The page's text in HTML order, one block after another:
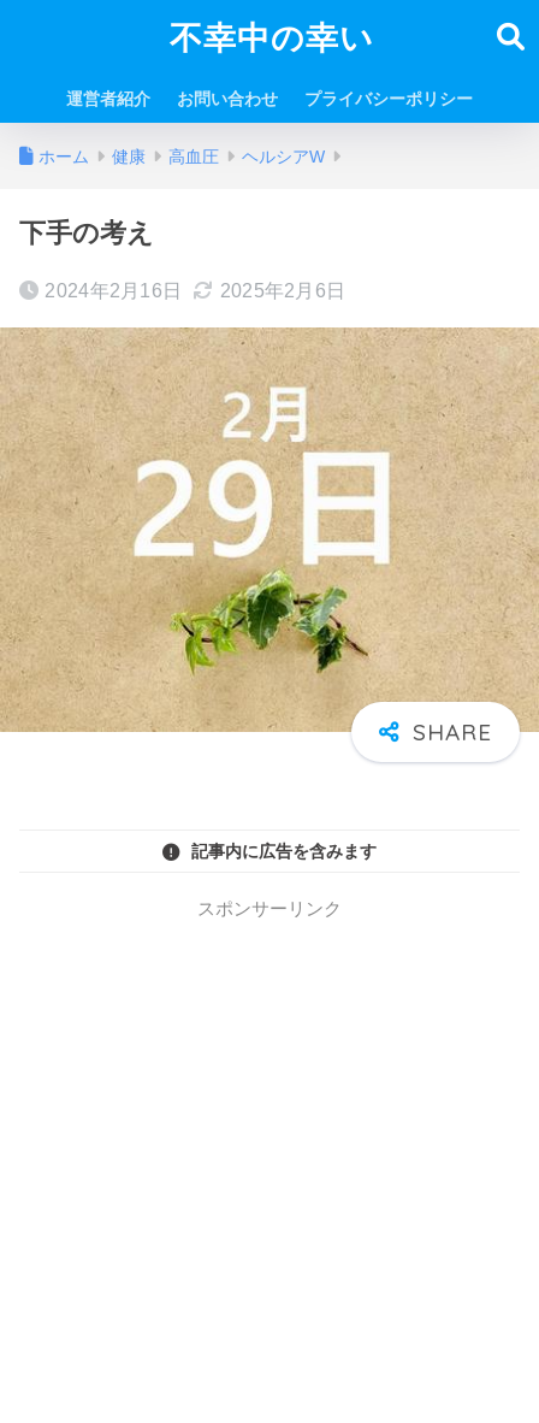
不幸中の幸い
運営者紹介 お問い合わせ プライバシーポリシー
ホーム 健康 高血圧 ヘルシアW
下手の考え
2024年2月16日 2025年2月6日
記事内に広告を含みます
スポンサーリンク